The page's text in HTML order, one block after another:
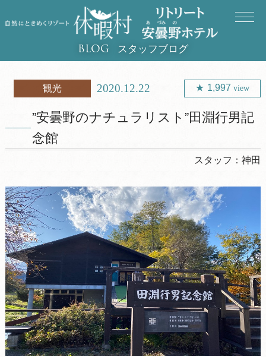
BLOG スタッフブログ
観光 2020.12.22 1,997view
”安曇野のナチュラリスト”田淵行男記
念館
スタッフ：神田